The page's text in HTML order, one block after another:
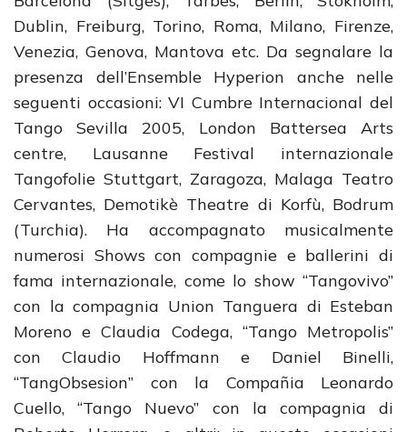
Dublin, Freiburg, Torino, Roma, Milano, Firenze,
Venezia, Genova, Mantova etc. Da segnalare la
presenza dell’Ensemble Hyperion anche nelle
seguenti occasioni: VI Cumbre Internacional del
Tango Sevilla 2005, London Battersea Arts
centre, Lausanne Festival internazionale
Tangofolie Stuttgart, Zaragoza, Malaga Teatro
Cervantes, Demotikè Theatre di Korfù, Bodrum
(Turchia). Ha accompagnato musicalmente
numerosi Shows con compagnie e ballerini di
fama internazionale, come lo show “Tangovivo”
con la compagnia Union Tanguera di Esteban
Moreno e Claudia Codega, “Tango Metropolis”
con Claudio Hoffmann e Daniel Binelli,
“TangObsesion” con la Compañia Leonardo
Cuello, “Tango Nuevo” con la compagnia di